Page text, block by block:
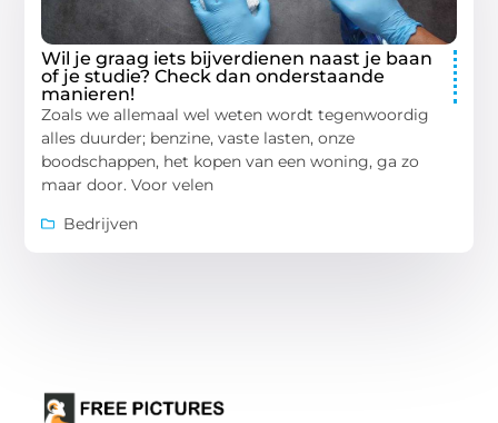
Wil je graag iets bijverdienen naast je baan
of je studie? Check dan onderstaande
manieren!
Zoals we allemaal wel weten wordt tegenwoordig
alles duurder; benzine, vaste lasten, onze
boodschappen, het kopen van een woning, ga zo
maar door. Voor velen
Bedrijven